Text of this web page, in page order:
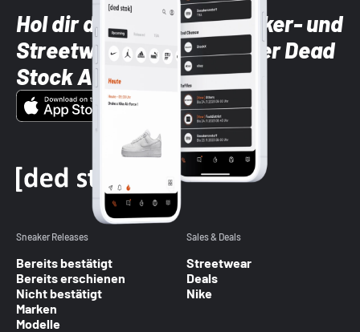
Hol dir die neuesten Sneaker- und
Streetwear-Brands mit der Dead
Stock App
Sneaker Releases
Bereits bestätigt
Bereits erschienen
Nicht bestätigt
Marken
Modelle
Sales & Deals
Streetwear
Deals
Nike